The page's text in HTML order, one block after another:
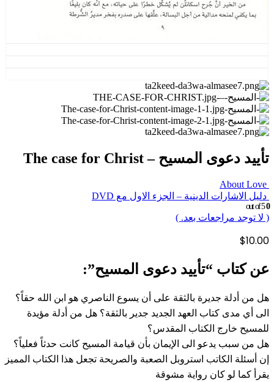
تأييد دعوى المسيح – The case for Christ
About Love
دليل الاشارات الدينية – الجزء الاول مع DVD
0
out of 5
( لا توجد مراجعات بعد. )
$10.00
عن كتاب “تأييد دعوى المسيح”:
هل من أدلة جديرة بالثقة على أن يسوع الناصري هو ابن الله حقاً؟
الى أي مدى كتاب العهد الجديد جدير بالثقة؟ هل من أدلة مؤيدة
للمسيح خارج الكتاب المقدس؟
هل من سبب يدعو الى الإيمان بأن قيامة المسيح كانت حدثاً فعلياً؟
إن أسئلة الكاتب استروبل الصعبة والصريحة تجعل هذا الكتاب المميز
يقرأ كما لو كان رواية مشوقة